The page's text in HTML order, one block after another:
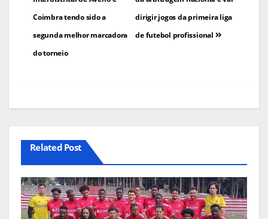
dirigir jogos da primeira liga
de futebol profissional
Coimbra tendo sido a
segunda melhor marcadora
do torneio
Related Post